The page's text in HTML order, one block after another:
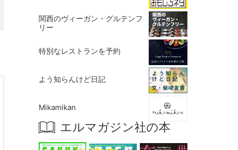
関西のヴィーガン・グルテンフ
リー
特別なレストランを予約
よう知らんけど日記
Mikamikan
エルマガジン社の本